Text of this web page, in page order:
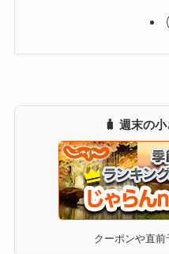
🧳 週末の
クーポンや直